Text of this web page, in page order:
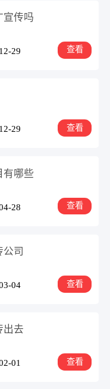
宣传吗
29 查看
29 查看
有哪些
28 查看
公司
04 查看
出去
01 查看